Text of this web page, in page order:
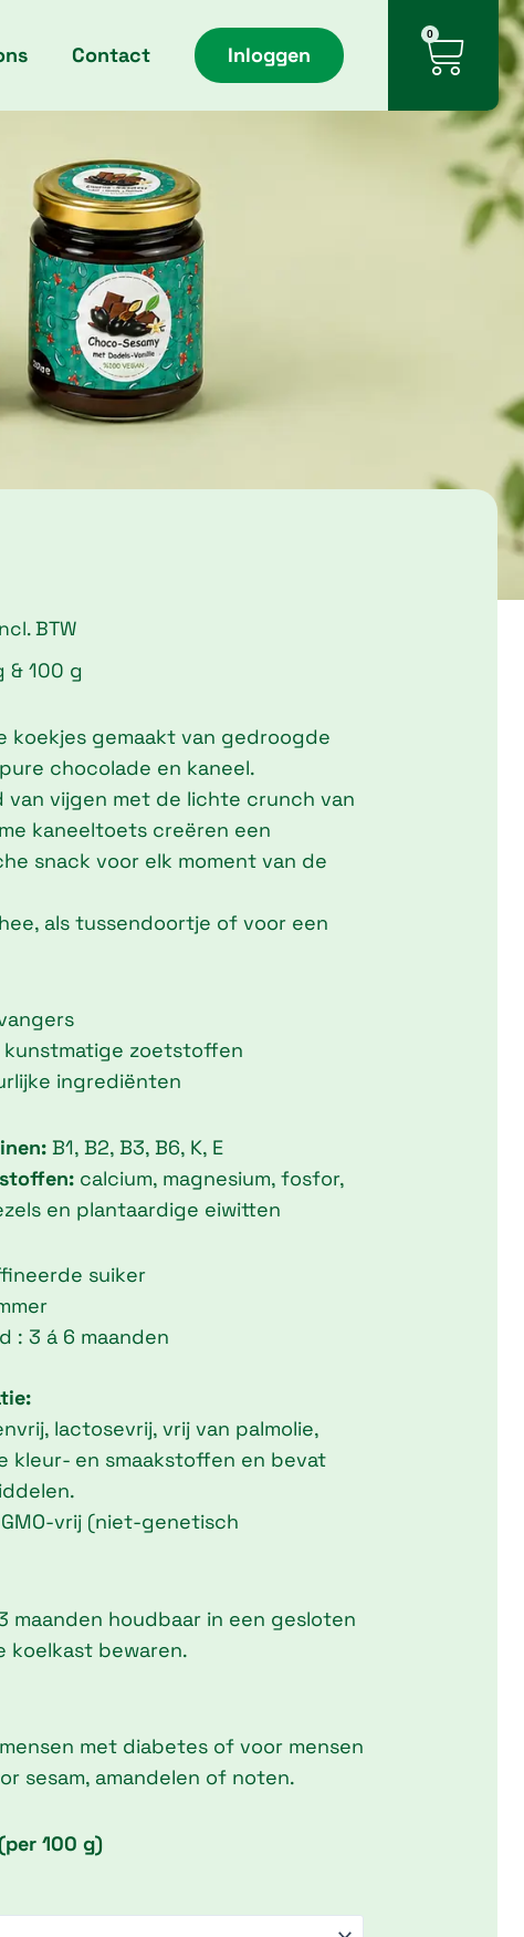
Contact Inloggen
0
Cart
range:
3,70
5,25
BTW
& 100 g
koekjes gemaakt van gedroogde
chocolade en kaneel.
van vijgen met de lichte crunch van
kaneeltoets creëren een
snack voor elk moment van de
als tussendoortje of voor een
kunstmatige zoetstoffen
ingrediënten
B1, B2, B3, B6, K, E
calcium, magnesium, fosfor,
en plantaardige eiwitten
suiker
: 3 á 6 maanden
lactosevrij, vrij van palmolie,
kleur- en smaakstoffen en bevat
vrij (niet-genetisch
maanden houdbaar in een gesloten
koelkast bewaren.
met diabetes of voor mensen
sesam, amandelen of noten.
100 g)